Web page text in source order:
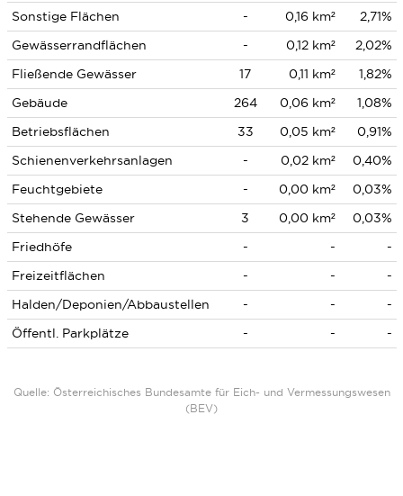
Sonstige Flächen - 0,16 km²
2,71%
Gewässerrandflächen
- 0,12 km²
2,02%
Fließende Gewässer
17 0,11 km²
1,82%
Gebäude
264 0,06 km²
1,08%
Betriebsflächen
33 0,05 km²
0,91%
Schienenverkehrsanlagen
- 0,02 km²
0,40%
Feuchtgebiete
- 0,00 km²
0,03%
Stehende Gewässer
3 0,00 km²
0,03%
Friedhöfe
- -
-
Freizeitflächen
- -
-
Halden/Deponien/Abbaustellen
- -
-
Öffentl. Parkplätze
- - -
Quelle: Österreichisches Bundesamte für Eich- und Vermessungswesen
(BEV)